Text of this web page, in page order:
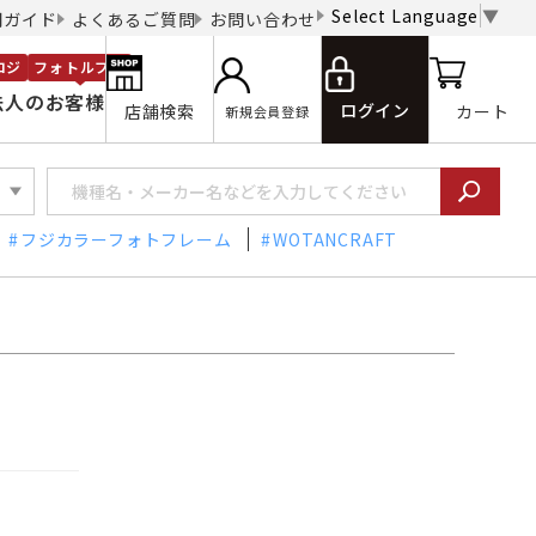
イド よくあるご質問 お問い合わせ Select Language ▼
のお客様
ジ フォトルプロ
店舗検索 新規会員登録 ログイン カート
フジカラーフォトフレーム WOTANCRAFT